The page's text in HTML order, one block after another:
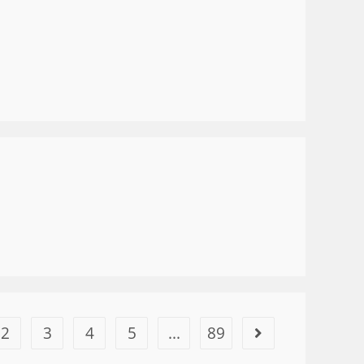
2 3 4 5 ... 89